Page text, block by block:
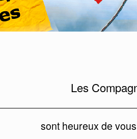
Les
sont heureux de